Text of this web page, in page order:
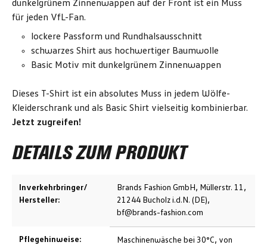
dunkelgrünem Zinnenwappen auf der Front ist ein Muss
für jeden VfL-Fan.
lockere Passform und Rundhalsausschnitt
schwarzes Shirt aus hochwertiger Baumwolle
Basic Motiv mit dunkelgrünem Zinnenwappen
Dieses T-Shirt ist ein absolutes Muss in jedem Wölfe-
Kleiderschrank und als Basic Shirt vielseitig kombinierbar.
Jetzt zugreifen!
DETAILS ZUM PRODUKT
Inverkehrbringer/
Hersteller:
Brands Fashion GmbH, Müllerstr. 11,
21244 Bucholz i.d.N. (DE),
bf@brands-fashion.com
Pflegehinweise:
Maschinenwäsche bei 30°C, von